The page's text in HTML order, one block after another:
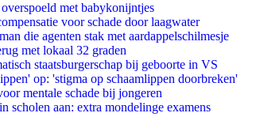
met babykonijntjes
voor schade door laagwater
die agenten stak met aardappelschilmesje
met lokaal 32 graden
staatsburgerschap bij geboorte in VS
op: 'stigma op schaamlippen doorbreken'
mentale schade bij jongeren
scholen aan: extra mondelinge examens